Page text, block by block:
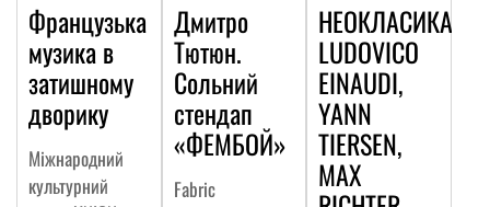
Французька
музика в
затишному
дворику
Міжнародний
культурний
Дмитро
Тютюн.
Сольний
стендап
«ФЕМБОЙ»
Fabric
НЕОКЛАСИКА:
LUDOVICO
EINAUDI,
YANN
TIERSEN,
MAX